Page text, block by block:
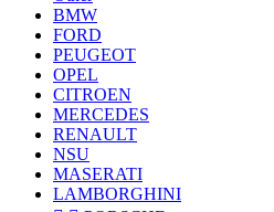
BMW
FORD
PEUGEOT
OPEL
CITROEN
MERCEDES
RENAULT
NSU
MASERATI
LAMBORGHINI